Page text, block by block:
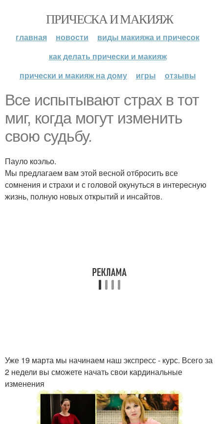
ПРИЧЕСКА И МАКИЯЖ
главная новости
виды макияжа и причесок
как делать прически и макияж
прически и макияж на дому
игры отзывы
Все испытывают страх в тот
миг, когда могут изменить
свою судьбу.
Пауло коэльо.
Мы предлагаем вам этой весной отбросить все
сомнения и страхи и с головой окунуться в интересную
жизнь, полную новых открытий и инсайтов.
Уже 19 марта мы начинаем наш экспресс - курс. Всего за
2 недели вы сможете начать свои кардинальные
изменения